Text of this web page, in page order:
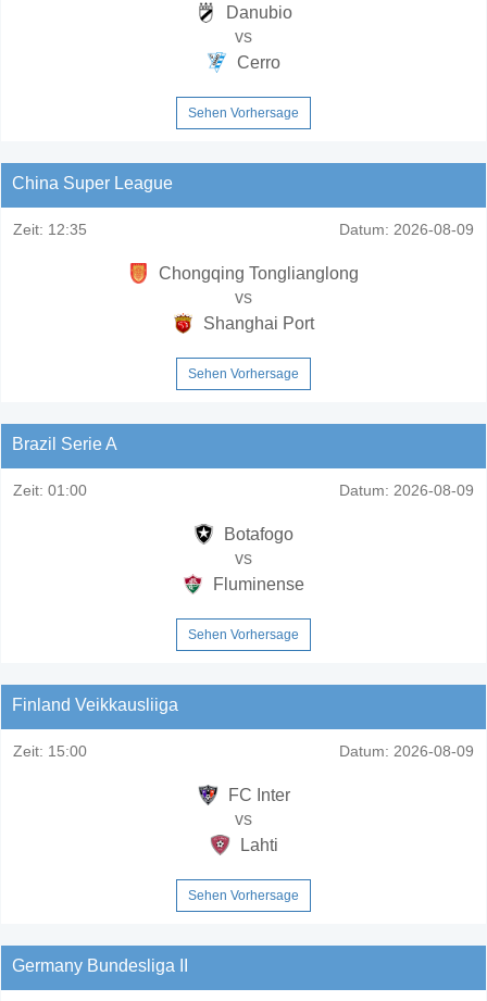
Danubio
vs
Cerro
Sehen Vorhersage
China Super League
Zeit: 12:35 Datum: 2026-08-09
Chongqing Tonglianglong
vs
Shanghai Port
Sehen Vorhersage
Brazil Serie A
Zeit: 01:00 Datum: 2026-08-09
Botafogo
vs
Fluminense
Sehen Vorhersage
Finland Veikkausliiga
Zeit: 15:00 Datum: 2026-08-09
FC Inter
vs
Lahti
Sehen Vorhersage
Germany Bundesliga II